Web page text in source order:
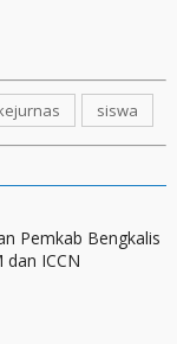
siswa
Pemkab Bengkalis
dan ICCN